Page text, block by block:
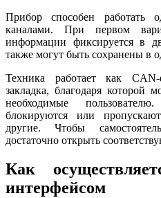
Прибор способен работать
каналами. При первом
информации фиксируется в
также могут быть сохранены в
Техника работает как
закладка, благодаря которой
необходимые
блокируются или
другие. Чтобы
достаточно открыть
Как
интерфейсом